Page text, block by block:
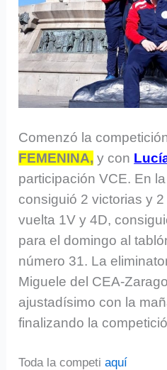
Comenzó la
FEMENINA, y con
participación VCE. En
consiguió 2 victorias y
vuelta 1V y 4D,
para el domingo al
número 31. La
Miguele del CEA-
ajustadísimo con la
finalizando la
Toda la competi aquí